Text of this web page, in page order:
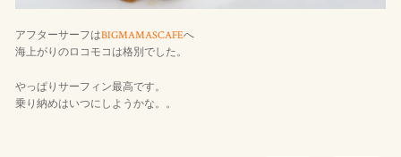
アフターサーフはBIGMAMASCAFEへ
海上がりのロコモコは格別でした。
やっぱりサーフィン最高です。
乗り納めはいつにしようかな。。